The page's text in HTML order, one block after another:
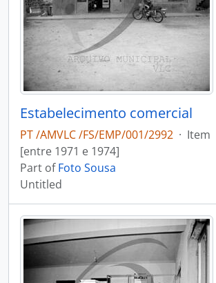
Estabelecimento comercial
PT /AMVLC /FS/EMP/001/2992 · Item
[entre 1971 e 1974]
Part ofFoto Sousa
Untitled